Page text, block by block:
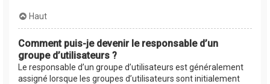
Haut
Comment puis-je devenir le responsable d’un
groupe d’utilisateurs ?
Le responsable d’un groupe d’utilisateurs est généralement
assigné lorsque les groupes d’utilisateurs sont initialement